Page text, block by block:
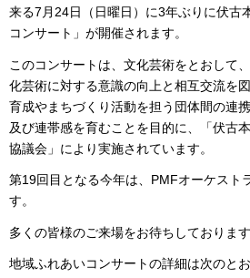
来る7月24日（日曜日）に3年ぶりに伏古
コンサート」が開催されます。
このコンサートは、文化芸術をとおして
化芸術に対する意識の向上と相互交流を
育成やまちづくり活動を担う団体間の連
及び連帯感を育むことを目的に、「伏古
協議会」により実施されています。
第19回目となる今年は、PMFオーケスト
す。
多くの皆様のご来場をお待ちしております
地域ふれあいコンサートの詳細は次のとお